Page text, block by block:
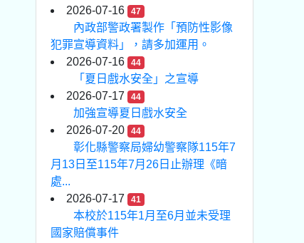
2026-07-16
47
內政部警政署製作「預防性影像
犯罪宣導資料」，請多加運用。
2026-07-16
44
「夏日戲水安全」之宣導
2026-07-17
44
加強宣導夏日戲水安全
2026-07-20
44
彰化縣警察局婦幼警察隊115年7
月13日至115年7月26日止辦理《暗
處...
2026-07-17
41
本校於115年1月至6月並未受理
國家賠償事件